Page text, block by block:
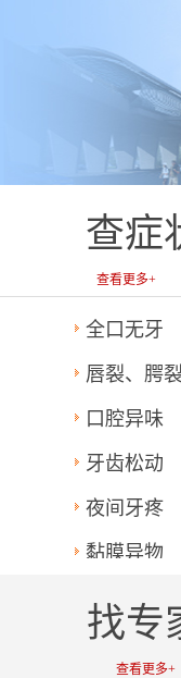
查症
查看更多+
全口无牙
唇裂、腭
口腔异味
牙齿松动
夜间牙疼
黏膜异物
找专
查看更多+